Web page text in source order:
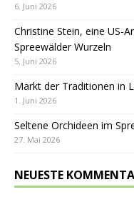
6. Juni 2026
Christine Stein, eine US-
Spreewälder Wurzeln
5. Juni 2026
Markt der Traditionen in
1. Juni 2026
Seltene Orchideen im
27. Mai 2026
NEUESTE